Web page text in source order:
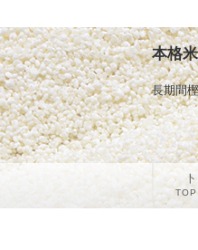
本格
長期間